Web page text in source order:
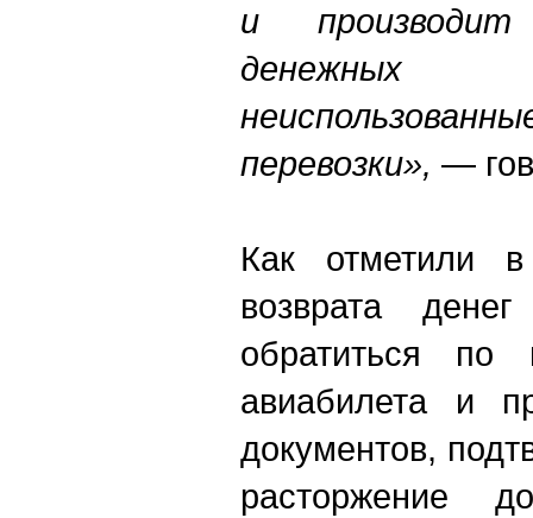
и
перевозки», —
Как отметили
возврата
обратиться по
авиабилета и
документов,
расторжение